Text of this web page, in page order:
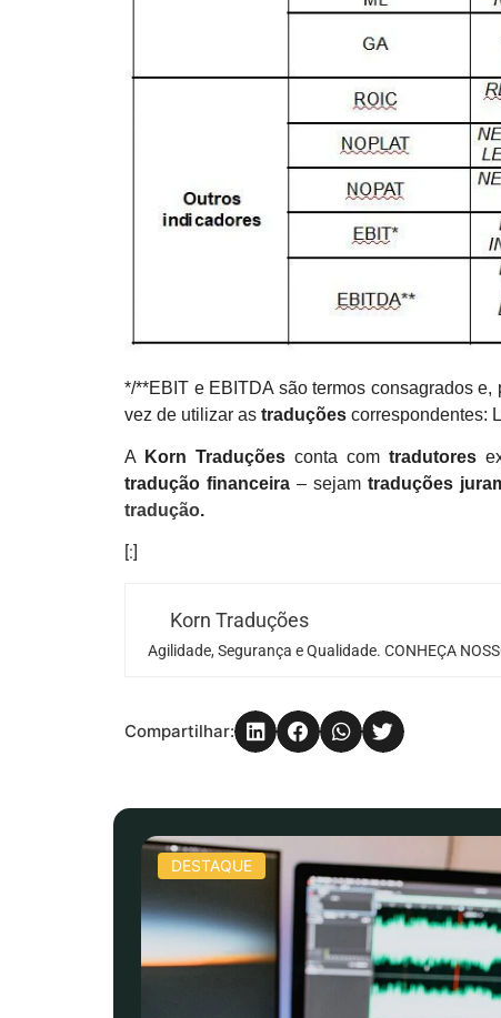
*/**EBIT e EBITDA são termos consagrados
vez de utilizar as traduções correspondentes:
A Korn Traduçõesconta com tradutores
tradução financeira– sejam traduções
tradução.
[:]
Korn Traduções
Agilidade, Segurança e Qualidade. CONHEÇA
Compartilhar:
DESTAQUE